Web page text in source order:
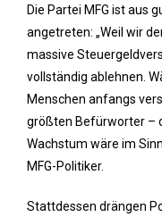
Die Partei MFG ist aus
angetreten: „Weil wir
massive
vollständig ablehnen.
Menschen anfangs
größten Befürworter –
Wachstum wäre im
MFG-Politiker.
Stattdessen drängen